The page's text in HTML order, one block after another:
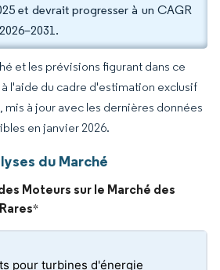
et devrait progresser à un CAGR
et les prévisions figurant dans ce
l'aide du cadre d'estimation exclusif
à jour avec les dernières données
en janvier 2026.
du Marché
Moteurs sur le Marché des
*
pour turbines d'énergie